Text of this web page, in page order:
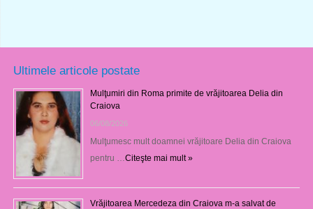
Ultimele articole postate
Mulţumiri din Roma primite de vrăjitoarea Delia din
Craiova
06/08/2026
Mulţumesc mult doamnei vrăjitoare Delia din Craiova
pentru …Citeşte mai mult »
Vrăjitoarea Mercedeza din Craiova m-a salvat de